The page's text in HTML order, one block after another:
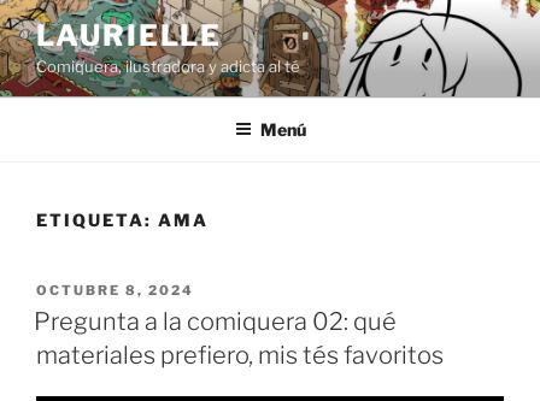
Saltar
al
contenido
LAURIELLE
Comiquera, ilustradora y adicta al té
Menú
ETIQUETA: AMA
PUBLICADO
EL
OCTUBRE 8, 2024
Pregunta a la comiquera 02: qué
materiales prefiero, mis tés favoritos